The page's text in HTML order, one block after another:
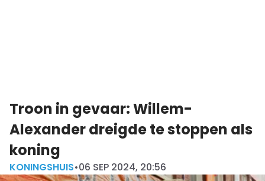
Troon in gevaar: Willem-
Alexander dreigde te stoppen als
koning
KONINGSHUIS•06 SEP 2024, 20:56